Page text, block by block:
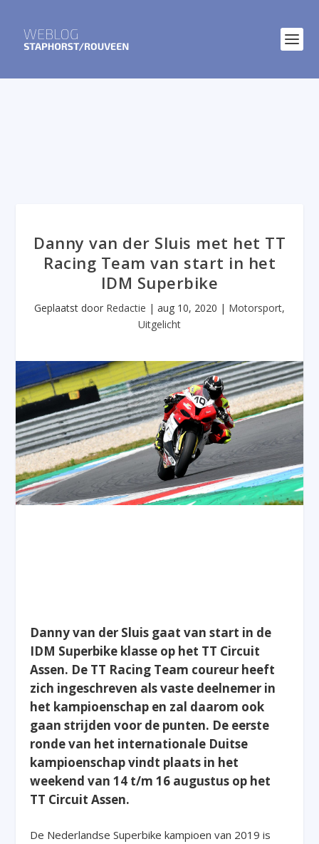
Danny van der Sluis met het TT
Racing Team van start in het
IDM Superbike
Geplaatst door Redactie | aug 10, 2020 | Motorsport,
Uitgelicht
Danny van der Sluis gaat van start in de
IDM Superbike klasse op het TT Circuit
Assen. De TT Racing Team coureur heeft
zich ingeschreven als vaste deelnemer in
het kampioenschap en zal daarom ook
gaan strijden voor de punten. De eerste
ronde van het internationale Duitse
kampioenschap vindt plaats in het
weekend van 14 t/m 16 augustus op het
TT Circuit Assen.
De Nederlandse Superbike kampioen van 2019 is